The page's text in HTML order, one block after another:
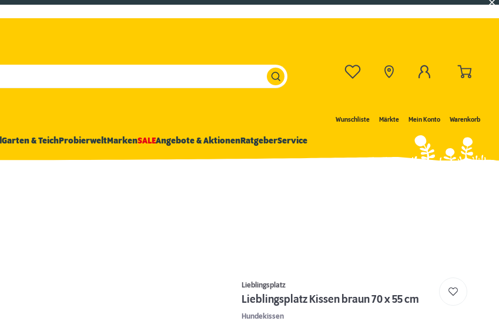
Wunschliste Märkte Mein Konto Warenkorb
Garten & TeichProbierweltMarkenSALEAngebote & AktionenRatgeberService
Lieblingsplatz
Lieblingsplatz Kissen braun 70 x 55 cm
Hundekissen